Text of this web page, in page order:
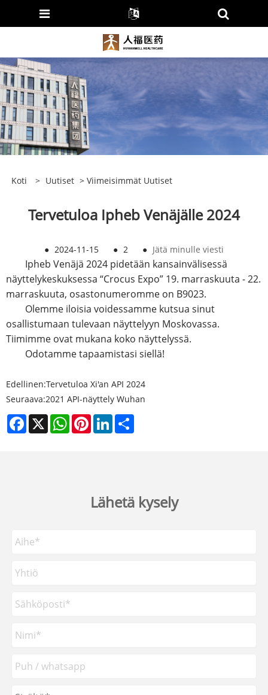
Koti > Uutiset > Viimeisimmät Uutiset
Tervetuloa Ipheb Venäjälle 2024
● 2024-11-15 ● 2 ● Jätä minulle viesti
Ipheb Venäjä 2024 pidetään kansainvälisessä
näyttelykeskuksessa “Crocus Expo” 19. marraskuuta - 22.
marraskuuta, osastonumeromme on B9023.
Olemme iloisia voidessamme kutsua sinut
osallistumaan tulevaan näyttelyyn Moskovassa.
Tiimimme ovat mukana koko näyttelyssä.
Odotamme tapaamistasi siellä!
Edellinen:Tervetuloa Xi'an API 2024
Seuraava:2021 API-näyttely Wuhan
Facebook
X WhatsAppPinterestLinkedIn
Lähetä kysely